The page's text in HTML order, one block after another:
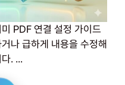
PDF 연결 설정 가이드
나 급하게 내용을 수정해
. ...